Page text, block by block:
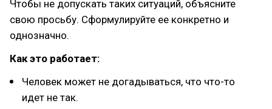
Чтобы не допускать таких ситуаций, объясните
свою просьбу. Сформулируйте ее конкретно и
однозначно.
Как это работает:
Человек может не догадываться, что что-то
идет не так.